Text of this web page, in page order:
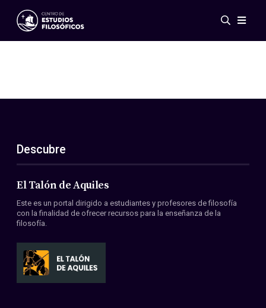
Eventos
ES
EN
Acerca de nosotros
Miembros
Convenios
Descubre
El Talón de Aquiles
Este es un portal dirigido a estudiantes y profesores de filosofía
con la finalidad de ofrecer recursos para la enseñanza de la
filosofía.